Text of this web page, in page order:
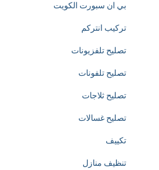
e
d
c
a
e
بي ان سبورت الكويت
تركيب انتركم
تصليح تلفزيونات
تصليح تلفونات
تصليح ثلاجات
تصليح غسالات
تكييف
تنظيف منازل